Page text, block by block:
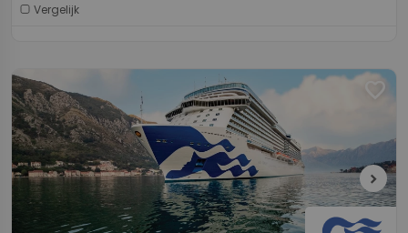
Vergelijk
favorite
chevron_right